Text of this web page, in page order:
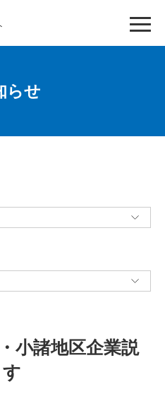
らせ
小諸地区企業説